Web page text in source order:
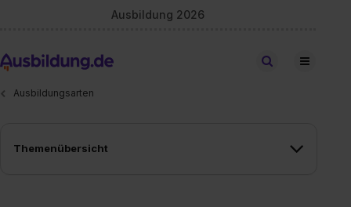
Ausbildung 2026
Stellen finden
Ausbildungsarten
Themenübersicht